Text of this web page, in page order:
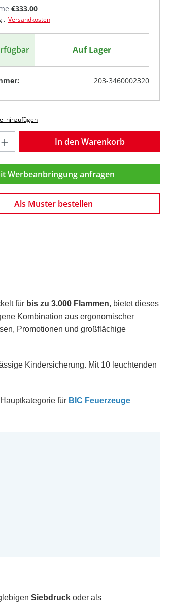
€333.00
Versandkosten
Auf Lager
203-3460002320
hinzufügen
Gib den
In den Warenkorb
Werbeanbringung anfragen
Als Muster bestellen
für bis zu 3.000 Flammen, bietet dieses
Kombination aus ergonomischer
Promotionen und großflächige
Kindersicherung. Mit 10 leuchtenden
für BIC Feuerzeuge
Siebdruck oder als